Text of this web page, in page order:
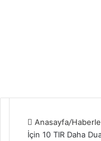
Anasayfa/
İçin 10 TIR Daha